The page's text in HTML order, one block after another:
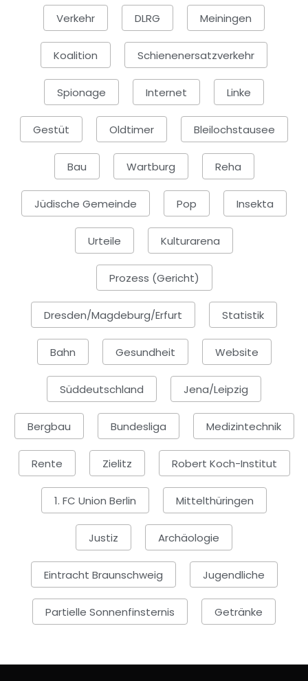
Verkehr DLRG Meiningen
Koalition Schienenersatzverkehr
Spionage Internet Linke
Gestüt Oldtimer Bleilochstausee
Bau Wartburg Reha
Jüdische Gemeinde Pop Insekta
Urteile Kulturarena
Prozess (Gericht)
Dresden/Magdeburg/Erfurt Statistik
Bahn Gesundheit Website
Süddeutschland Jena/Leipzig
Bergbau Bundesliga Medizintechnik
Rente Zielitz Robert Koch-Institut
1. FC Union Berlin Mittelthüringen
Justiz Archäologie
Eintracht Braunschweig Jugendliche
Partielle Sonnenfinsternis Getränke